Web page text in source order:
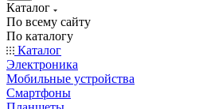
Каталог
По всему сайту
По каталогу
Каталог
Электроника
Мобильные устройства
Смартфоны